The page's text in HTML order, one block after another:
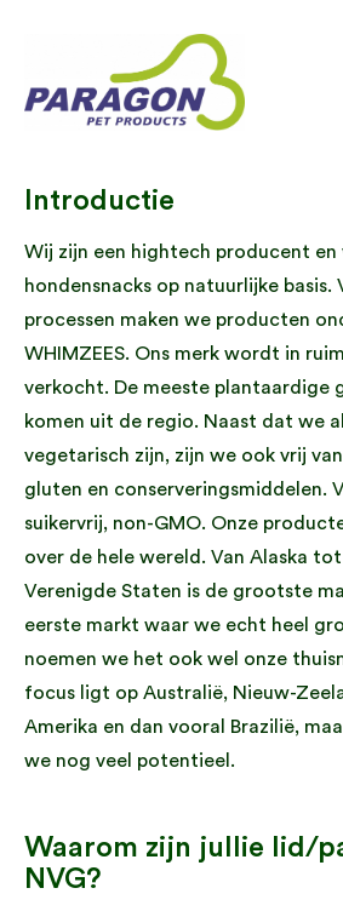
Introductie
Wij zijn een hightech producent en
hondensnacks op natuurlijke
processen maken we producten
WHIMZEES. Ons merk wordt in
verkocht. De meeste plantaardige
komen uit de regio. Naast dat we
vegetarisch zijn, zijn we ook vrij
gluten en conserveringsmiddelen.
suikervrij, non-GMO. Onze
over de hele wereld. Van Alaska
Verenigde Staten is de grootste
eerste markt waar we echt heel
noemen we het ook wel onze
focus ligt op Australië, Nieuw-
Amerika en dan vooral Brazilië,
we nog veel potentieel.
Waarom zijn jullie lid/
NVG?